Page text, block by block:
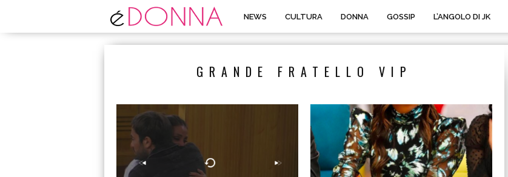
NEWS CULTURA DONNA GOSSIP L’ANGOLO DI JK
GRANDE FRATELLO VIP